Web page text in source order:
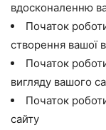
вдосконаленню
Початок
створення вашої
Початок
вигляду вашого
Початок
сайту